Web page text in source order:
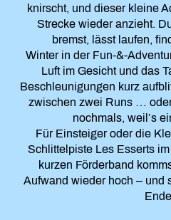
knirscht, und dieser kleine
Strecke wieder anzieht.
bremst, lässt laufen,
Winter in der Fun-&-
Luft im Gesicht und das
Beschleunigungen kurz
zwischen zwei Runs …
nochmals, weil’s
Für Einsteiger oder die
Schlittelpiste Les Esserts
kurzen Förderband
Aufwand wieder hoch – und